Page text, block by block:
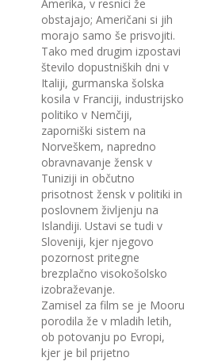
Amerika, v resnici že
obstajajo; Američani si jih
morajo samo še prisvojiti.
Tako med drugim izpostavi
število dopustniških dni v
Italiji, gurmanska šolska
kosila v Franciji, industrijsko
politiko v Nemčiji,
zaporniški sistem na
Norveškem, napredno
obravnavanje žensk v
Tuniziji in občutno
prisotnost žensk v politiki in
poslovnem življenju na
Islandiji. Ustavi se tudi v
Sloveniji, kjer njegovo
pozornost pritegne
brezplačno visokošolsko
izobraževanje.
Zamisel za film se je Mooru
porodila že v mladih letih,
ob potovanju po Evropi,
kjer je bil prijetno